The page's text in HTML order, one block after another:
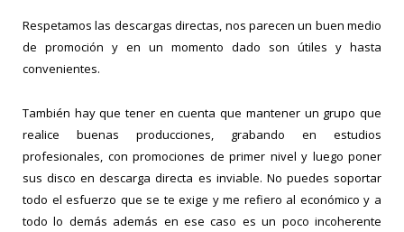
Respetamos las descargas directas, nos parecen un buen medio
de promoción y en un momento dado son útiles y hasta
convenientes.
También hay que tener en cuenta que mantener un grupo que
realice buenas producciones, grabando en estudios
profesionales, con promociones de primer nivel y luego poner
sus disco en descarga directa es inviable. No puedes soportar
todo el esfuerzo que se te exige y me refiero al económico y a
todo lo demás además en ese caso es un poco incoherente